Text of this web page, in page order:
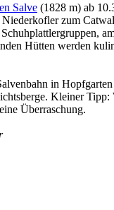
Salve (1828 m) ab
zum
Hütten werden
in
Kleiner
Überraschung.